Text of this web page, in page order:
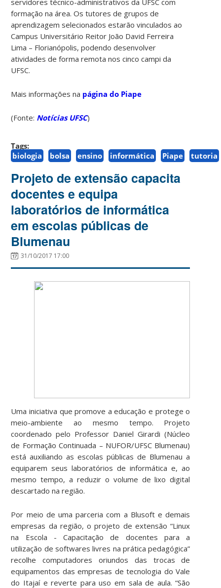
formação na área. Os tutores de grupos de
aprendizagem selecionados estarão vinculados ao
Campus Universitário Reitor João David Ferreira
Lima – Florianópolis, podendo desenvolver
atividades de forma remota nos cinco campi da
UFSC.
Mais informações na página do Piape
(Fonte: Notícias UFSC)
Tags:
biologia
bolsa ensino informática Piape tutoria
Projeto de extensão capacita
docentes e equipa
laboratórios de informática
em escolas públicas de
Blumenau
31/10/2017 17:00
Uma iniciativa que promove a educação e protege o
meio-ambiente ao mesmo tempo. Projeto
coordenado pelo Professor Daniel Girardi (Núcleo
de Formação Continuada – NUFOR/UFSC Blumenau)
está auxiliando as escolas públicas de Blumenau a
equiparem seus laboratórios de informática e, ao
mesmo tempo, a reduzir o volume de lixo digital
descartado na região.
Por meio de uma parceria com a Blusoft e demais
empresas da região, o projeto de extensão “Linux
na Escola - Capacitação de docentes para a
utilização de softwares livres na prática pedagógica”
recolhe computadores oriundos das trocas de
equipamentos das empresas de tecnologia do Vale
do Itajaí e reverte para uso em sala de aula. “São